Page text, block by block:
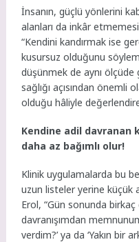
İnsanın, güçlü yönlerini
alanları da inkâr
“Kendini kandırmak ise
kusursuz olduğunu
düşünmek de aynı ölçüde
sağlığı açısından önemli
olduğu hâliyle
Kendine adil davranan
daha az bağımlı olur!
Klinik uygulamalarda bu
uzun listeler yerine küçük
Erol, “Gün sonunda birkaç
davranışımdan
verdim?’ ya da ‘Yakın bir